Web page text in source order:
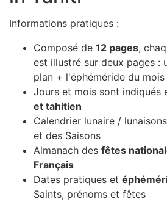
Nouveautés
Informations
Retour et remboursement
Nous contacter
Informations pratiques :
Composé de 12 pages,
est illustré sur deux pages :
plan + l'éphéméride du mois
Jours et mois sont indiqués
et tahitien
Calendrier lunaire /
et des Saisons
Almanach des fêtes
Français
Dates pratiques et
Saints, prénoms et fêtes